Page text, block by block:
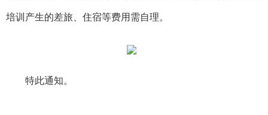
培训产生的差旅、住宿等费用需自理。
特此通知。